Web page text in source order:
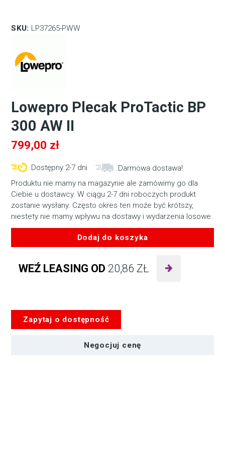
SKU: LP37265-PWW
Lowepro Plecak ProTactic BP
300 AW II
799,00 zł
Dostępny 2-7 dni
Darmowa dostawa!
Produktu nie mamy na magazynie ale zamówimy go dla
Ciebie u dostawcy. W ciągu 2-7 dni roboczych produkt
zostanie wysłany. Często okres ten może być krótszy,
niestety nie mamy wpływu na dostawy i wydarzenia losowe.
Dodaj do koszyka
Lowepro
Plecak
II
WEŹ LEASING OD20,86ZŁ
Zapytaj o dostępność
Negocjuj cenę